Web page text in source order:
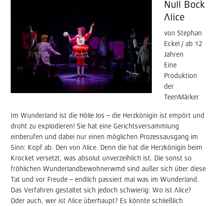
Null Bock
Alice
von Stephan
Eckel / ab 12
Jahren
Eine
Produktion
der
TeenMärker
Im Wunderland ist die Hölle los – die Herzkönigin ist empört und
droht zu explodieren! Sie hat eine Gerichtsversammlung
einberufen und dabei nur einen möglichen Prozessausgang im
Sinn: Kopf ab. Den von Alice. Denn die hat die Herzkönigin beim
Krocket versetzt, was absolut unverzeihlich ist. Die sonst so
fröhlichen Wunderlandbewohnerwmd sind außer sich über diese
Tat und vor Freude – endlich passiert mal was im Wunderland.
Das Verfahren gestaltet sich jedoch schwierig: Wo ist Alice?
Oder auch, wer ist Alice überhaupt? Es könnte schließlich